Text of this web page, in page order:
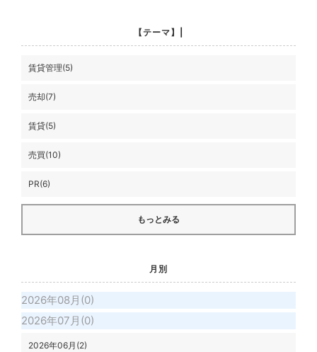
【テーマ】|
賃貸管理(5)
売却(7)
賃貸(5)
売買(10)
PR(6)
もっとみる
月別
2026年08月(0)
2026年07月(0)
2026年06月(2)